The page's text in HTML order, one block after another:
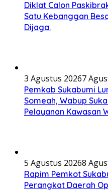
Diklat Calon
Satu Kebanggan
Dijaga.
3 Agustus 20267
Pemkab Sukabumi
Someah, Wabup
Pelayanan Kawasan
5 Agustus 20268
Rapim Pemkot
Perangkat Daerah